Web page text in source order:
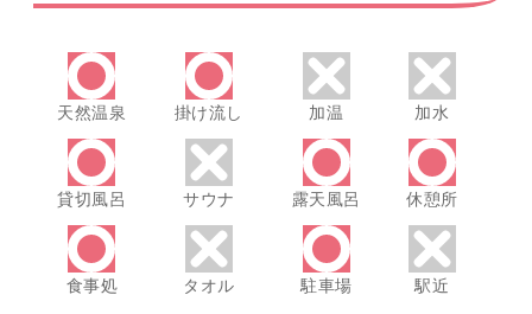
天然温泉 掛け流し 加温 加水
貸切風呂 サウナ 露天風呂 休憩所
食事処 タオル 駐車場 駅近